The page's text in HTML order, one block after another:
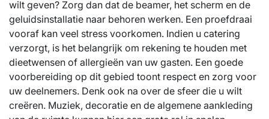
wilt geven? Zorg dan dat de beamer, het scherm en de
geluidsinstallatie naar behoren werken. Een proefdraai
vooraf kan veel stress voorkomen. Indien u catering
verzorgt, is het belangrijk om rekening te houden met
dieetwensen of allergieën van uw gasten. Een goede
voorbereiding op dit gebied toont respect en zorg voor
uw deelnemers. Denk ook na over de sfeer die u wilt
creëren. Muziek, decoratie en de algemene aankleding